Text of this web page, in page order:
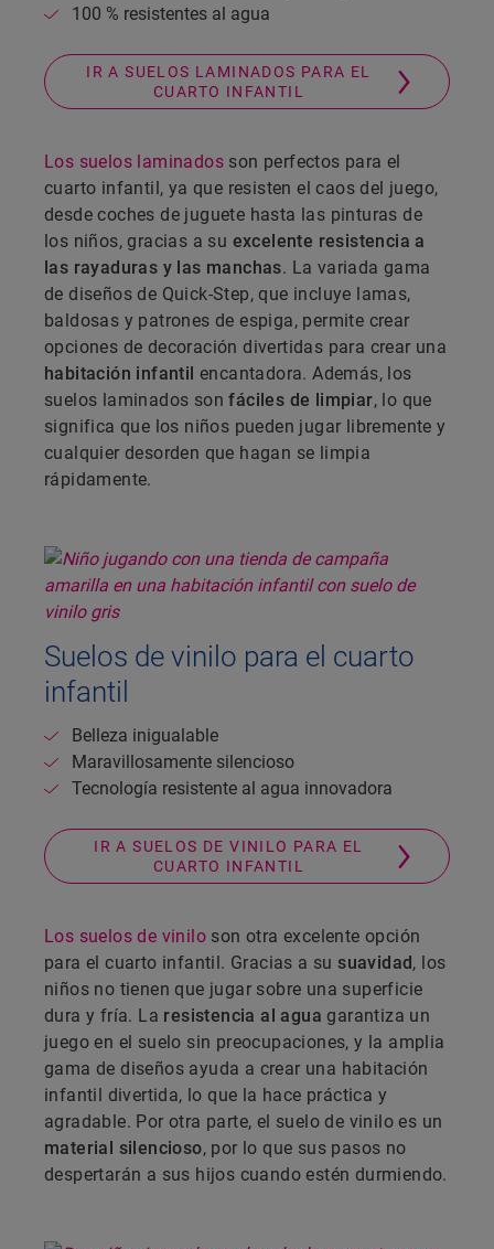
100 % resistentes al agua
IR A SUELOS LAMINADOS PARA EL
CUARTO INFANTIL
Los suelos laminados son perfectos para el
cuarto infantil, ya que resisten el caos del juego,
desde coches de juguete hasta las pinturas de
los niños, gracias a su excelente resistencia a
las rayaduras y las manchas. La variada gama
de diseños de Quick-Step, que incluye lamas,
baldosas y patrones de espiga, permite crear
opciones de decoración divertidas para crear una
habitación infantil encantadora. Además, los
suelos laminados sonfáciles de limpiar, lo que
significa que los niños pueden jugar libremente y
cualquier desorden que hagan se limpia
rápidamente.
Suelos de vinilo para el cuarto
infantil
Belleza inigualable
Maravillosamente silencioso
Tecnología resistente al agua innovadora
IR A SUELOS DE VINILO PARA EL
CUARTO INFANTIL
Los suelos de vinilo son otra excelente opción
para el cuarto infantil. Gracias a susuavidad, los
niños no tienen que jugar sobre una superficie
dura y fría. La resistencia al agua garantiza un
juego en el suelo sin preocupaciones, y la amplia
gama de diseños ayuda a crear una habitación
infantil divertida, lo que la hace práctica y
agradable. Por otra parte, el suelo de vinilo es un
material silencioso, por lo que sus pasos no
despertarán a sus hijos cuando estén durmiendo.